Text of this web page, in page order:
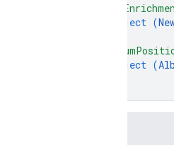
object (
object (